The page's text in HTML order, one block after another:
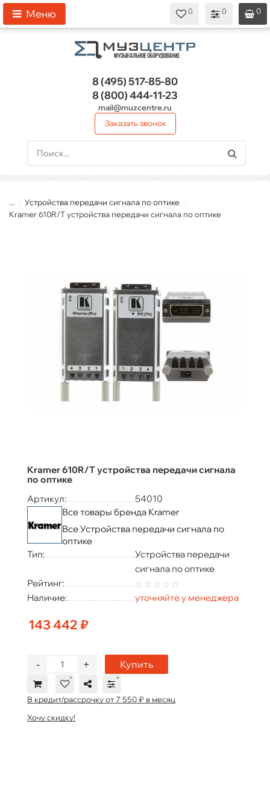
0
0
0
Меню
8 (495)517-85-80
8 (800)444-11-23
mail@muzcentre.ru
Заказать звонок
...
Устройства передачи сигнала по оптике
Kramer 610R/T устройства передачи сигнала по оптике
Kramer 610R/T устройства передачи сигнала
по оптике
Артикул:
54010
Все товары бренда Kramer
Все Устройства передачи сигнала по
оптике
Тип:
Устройства передачи
сигнала по оптике
Рейтинг:
Наличие:
уточняйте у менеджера
143 442 ₽
+
- Купить
В кредит/рассрочку от 7 550 ₽ в месяц
Хочу скидку!